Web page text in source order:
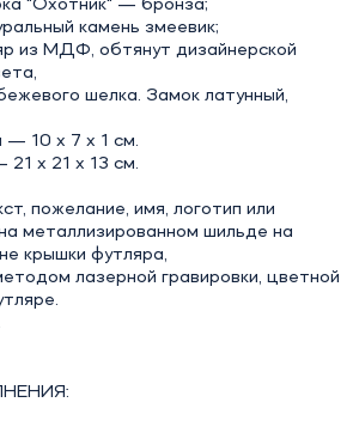
"Охотник" — бронза;
камень змеевик;
из МДФ, обтянут дизайнерской
шелка. Замок латунный,
— 10 х 7 х 1 см.
х 21 х 13 см.
пожелание, имя, логотип или
металлизированном шильде на
крышки футляра,
лазерной гравировки, цветной